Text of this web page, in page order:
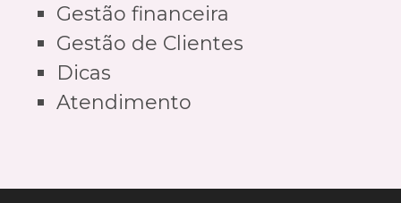
Gestão financeira
Gestão de Clientes
Dicas
Atendimento